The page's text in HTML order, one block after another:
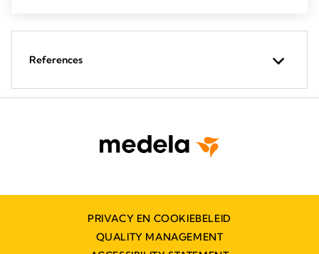
References
PRIVACY EN COOKIEBELEID
QUALITY MANAGEMENT